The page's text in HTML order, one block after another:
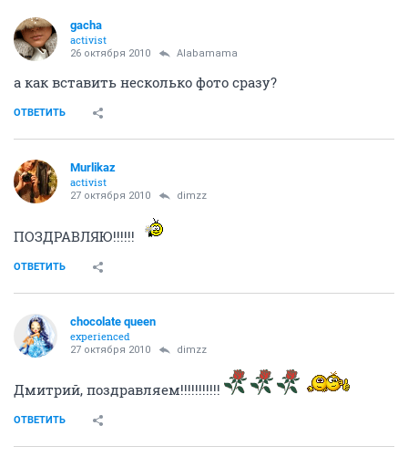
gacha
activist
26 октября 2010 Alabamama
а как вставить несколько фото сразу?
ОТВЕТИТЬ
Murlikaz
activist
27 октября 2010 dimzz
ПОЗДРАВЛЯЮ!!!!!!
ОТВЕТИТЬ
chocolate queen
experienced
27 октября 2010 dimzz
Дмитрий, поздравляем!!!!!!!!!!!
ОТВЕТИТЬ